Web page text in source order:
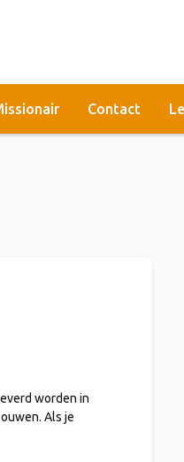
Contact
worden in
Als je